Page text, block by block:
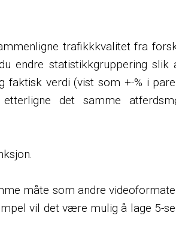
trafikkkvalitet fra
endre statistikkgruppering slik
faktisk verdi (vist som +-% i
det samme
måte som andre
vil det være mulig å lage 5-